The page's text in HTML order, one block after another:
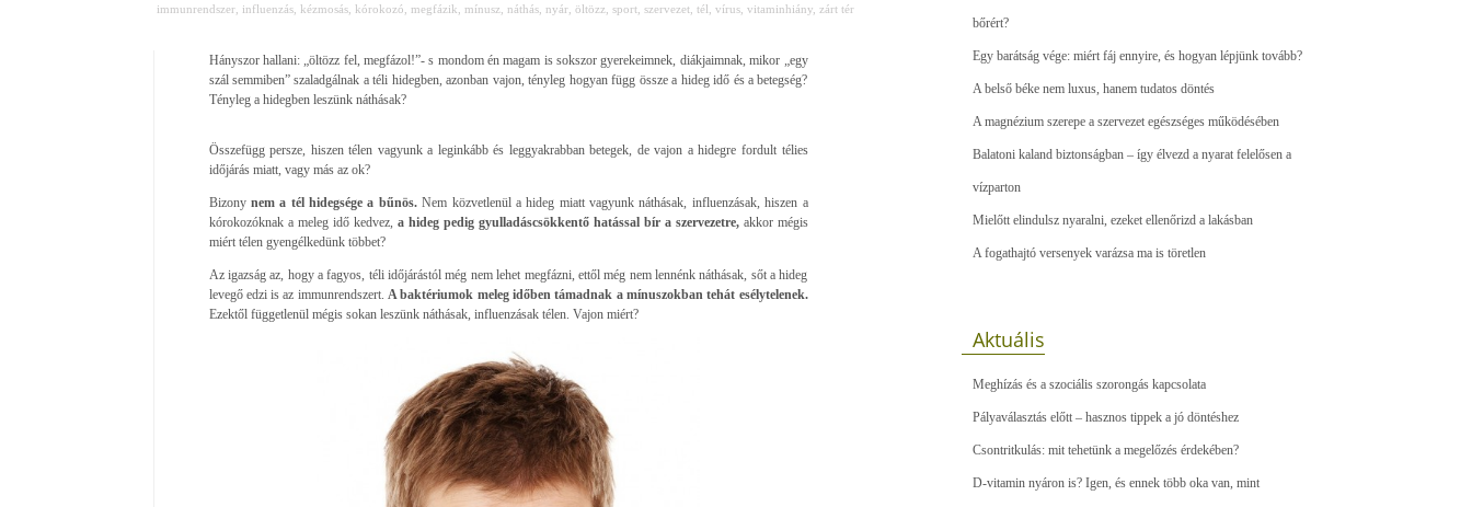
immunrendszer, influenzás, kézmosás, kórokozó megfázik mínusz náthás, nyár, öltözz sport, szervezet, tél vírus, vitaminhiány, zárt tér
Hányszor hallani: „öltözz fel, megfázol!”- s mondom én magam is sokszor gyerekeimnek, diákjaimnak, mikor „egy
szál semmiben” szaladgálnak a téli hidegben, azonban vajon, tényleg hogyan függ össze a hideg idő és a betegség?
Tényleg a hidegben leszünk náthásak?
Összefügg persze, hiszen télen vagyunk a leginkább és leggyakrabban betegek, de vajon a hidegre fordult télies
időjárás miatt, vagy más az ok?
Bizony nem a tél hidegsége a bűnös.Nem közvetlenül a hideg miatt vagyunk náthásak, influenzásak, hiszen a
kórokozóknak a meleg idő kedvez, a hideg pedig gyulladáscsökkentő hatással bír a szervezetre,akkor mégis
miért télen gyengélkedünk többet?
Az igazság az, hogy a fagyos, téli időjárástól még nem lehet megfázni, ettől még nem lennénk náthásak, sőt a hideg
levegő edzi is az immunrendszert. A baktériumok meleg időben támadnak a mínuszokban tehát esélytelenek.
Ezektől függetlenül mégis sokan leszünk náthásak, influenzásak télen. Vajon miért?
bőrért?
Egy barátság vége: miért fáj ennyire, és hogyan lépjünk tovább?
A belső béke nem luxus, hanem tudatos döntés
A magnézium szerepe a szervezet egészséges működésében
Balatoni kaland biztonságban – így élvezd a nyarat felelősen a
vízparton
Mielőtt elindulsz nyaralni, ezeket ellenőrizd a lakásban
A fogathajtó versenyek varázsa ma is töretlen
Aktuális
Meghízás és a szociális szorongás kapcsolata
Pályaválasztás előtt – hasznos tippek a jó döntéshez
Csontritkulás: mit tehetünk a megelőzés érdekében?
D-vitamin nyáron is? Igen, és ennek több oka van, mint